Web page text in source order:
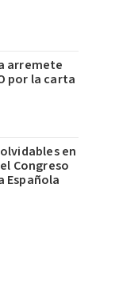
arremete
por la carta
en
Congreso
Española